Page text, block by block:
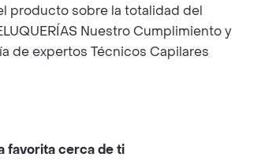
producto sobre la totalidad del
Nuestro Cumplimiento y
de expertos Técnicos Capilares
favorita cerca de ti